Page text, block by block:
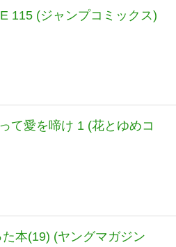
115 (ジャンプコミックス)
て愛を啼け 1 (花とゆめコ
本(19) (ヤングマガジン